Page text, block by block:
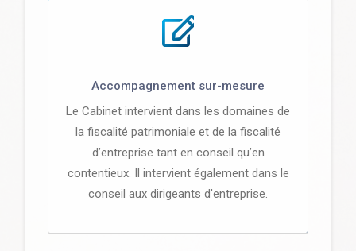
Accompagnement sur-mesure
Le Cabinet intervient dans les domaines de
la fiscalité patrimoniale et de la fiscalité
d’entreprise tant en conseil qu’en
contentieux. Il intervient également dans le
conseil aux dirigeants d'entreprise.